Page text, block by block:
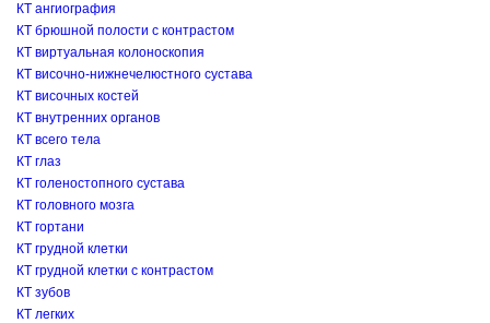
КТ ангиография
КТ брюшной полости с контрастом
КТ виртуальная колоноскопия
КТ височно-нижнечелюстного сустава
КТ височных костей
КТ внутренних органов
КТ всего тела
КТ глаз
КТ голеностопного сустава
КТ головного мозга
КТ гортани
КТ грудной клетки
КТ грудной клетки с контрастом
КТ зубов
КТ легких